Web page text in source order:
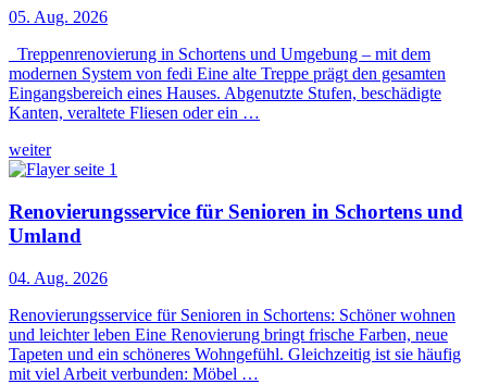
05. Aug. 2026
Treppenrenovierung in Schortens und Umgebung – mit dem
modernen System von fedi Eine alte Treppe prägt den gesamten
Eingangsbereich eines Hauses. Abgenutzte Stufen, beschädigte
Kanten, veraltete Fliesen oder ein …
weiter
Renovierungsservice für Senioren in Schortens und
Umland
04. Aug. 2026
Renovierungsservice für Senioren in Schortens: Schöner wohnen
und leichter leben Eine Renovierung bringt frische Farben, neue
Tapeten und ein schöneres Wohngefühl. Gleichzeitig ist sie häufig
mit viel Arbeit verbunden: Möbel …